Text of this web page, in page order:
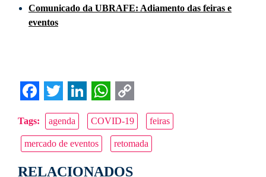
Comunicado da UBRAFE: Adiamento das feiras e
eventos
Facebook
Twitter
LinkedIn
WhatsApp
Copy
Link
Tags: agenda COVID-19 feiras
mercado de eventos retomada
RELACIONADOS